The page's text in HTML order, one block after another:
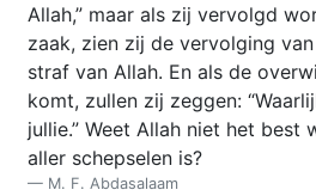
Allah,” maar als zij vervolgd
zaak, zien zij de vervolging
straf van Allah. En als de
komt, zullen zij zeggen:
jullie.” Weet Allah niet het best
aller schepselen is?
M. F. Abdasalaam